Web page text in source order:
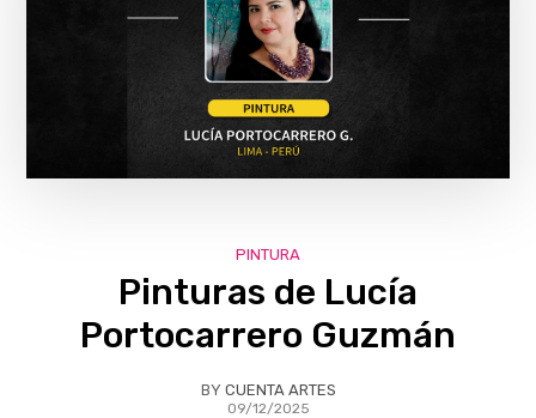
PINTURA
Pinturas de Lucía
Portocarrero Guzmán
BY CUENTA ARTES
09/12/2025